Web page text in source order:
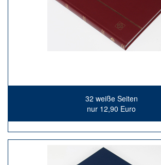
32 weiße Seiten
nur 12,90 Euro